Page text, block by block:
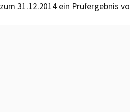
zum 31.12.2014 ein Prüfergebnis